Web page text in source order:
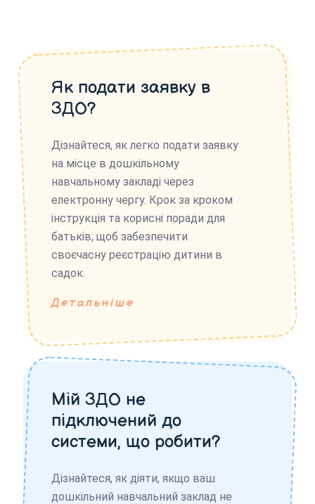
Як подати заявку в
ЗДО?
Дізнайтеся, як легко подати заявку
на місце в дошкільному
навчальному закладі через
електронну чергу. Крок за кроком
інструкція та корисні поради для
батьків, щоб забезпечити
своєчасну реєстрацію дитини в
садок.
Детальніше
Мій ЗДО не
підключений до
системи, що робити?
Дізнайтеся, як діяти, якщо ваш
дошкільний навчальний заклад не